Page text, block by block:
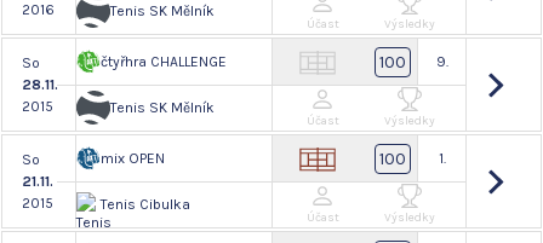
2016
Tenis SK Mělník
Účast Výsledky
So
28.11.
2015
čtyřhra CHALLENGE
Tenis SK Mělník
100 9.
Účast Výsledky
So
21.11.
2015
mix OPEN
Tenis Cibulka
100 1.
Účast Výsledky